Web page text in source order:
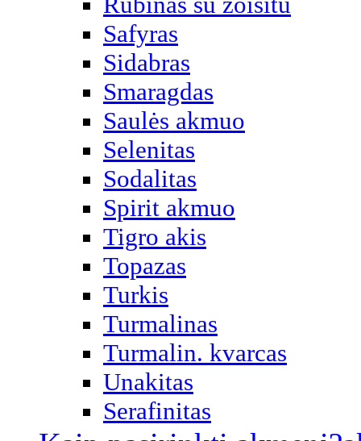
Safyras
Sidabras
Smaragdas
Saulės akmuo
Selenitas
Sodalitas
Spirit akmuo
Tigro akis
Topazas
Turkis
Turmalinas
Turmalin. kvarcas
Unakitas
Serafinitas